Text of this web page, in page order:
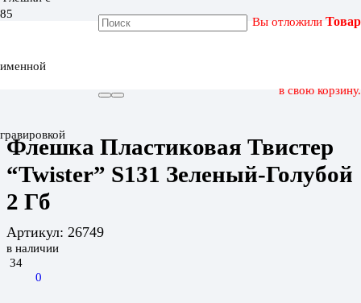
именной
гравировкой
Вы отложили Товар
в свою корзину.
ФЛЕШКА ПЛАСТИКОВАЯ ТВИСТЕР “TWISTER” S131
Флешка Пластиковая Твистер
“Twister” S131 Зеленый-Голубой
2 Гб
Артикул: 26749
в наличии
34
0